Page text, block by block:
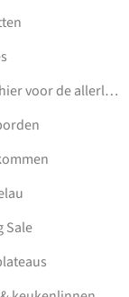
voor de
Sale